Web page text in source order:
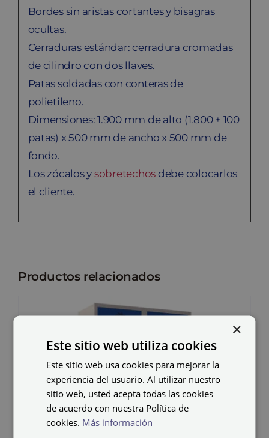
Bordes sin aristas cortantes y bisagras
ocultas.
Cerraduras estándar: cerradura cromadas
de cilindro con dos llaves.
Patas soldadas con conteras de
polietileno.
Dimensiones: 1.900 mm de alto (1.800 + 100
patas) x 500 mm de ancho x 500 mm de
fondo.
Los zócalos y sobretechos debe colocarlos
el cliente.
Productos relacionados
×
Este sitio web utiliza cookies
Este sitio web usa cookies para mejorar la
experiencia del usuario. Al utilizar nuestro
sitio web, usted acepta todas las cookies
de acuerdo con nuestra Política de
cookies. Más información